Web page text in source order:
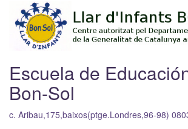
Escuela de
Bon-Sol
c. Aribau,175,baixos(ptge.Londres,96-98)